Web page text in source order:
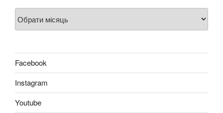
Facebook
Instagram
Youtube